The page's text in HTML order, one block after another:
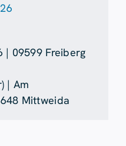
| 09599 Freiberg
| Am
Mittweida